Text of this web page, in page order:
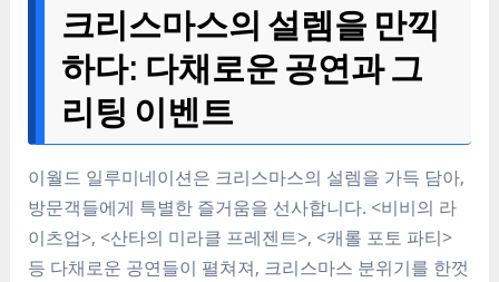
크리스마스의 설렘을 만끽
하다: 다채로운 공연과 그
리팅 이벤트
이월드 일루미네이션은 크리스마스의 설렘을 가득 담아,
방문객들에게 특별한 즐거움을 선사합니다. <비비의 라
이츠업>, <산타의 미라클 프레젠트>, <캐롤 포토 파티>
등 다채로운 공연들이 펼쳐져, 크리스마스 분위기를 한껏